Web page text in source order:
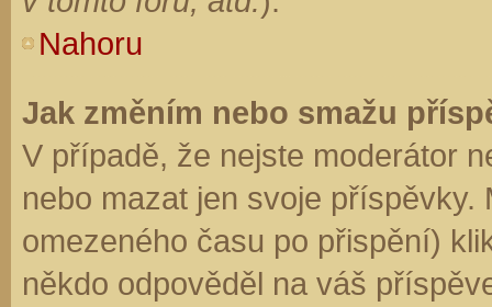
Nahoru
Jak změním nebo smažu
V případě, že nejste moderátor
nebo mazat jen svoje
omezeného času po přispění)
někdo odpověděl na váš